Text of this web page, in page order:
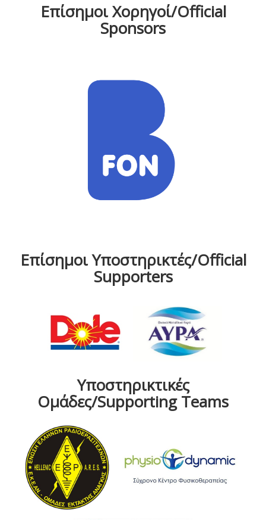
Επίσημοι Χορηγοί/Official
Sponsors
Επίσημοι Υποστηρικτές/Official
Supporters
Υποστηρικτικές
Ομάδες/Supporting Teams